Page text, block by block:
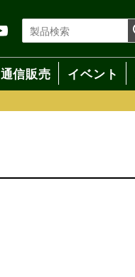
通信販売 イベント